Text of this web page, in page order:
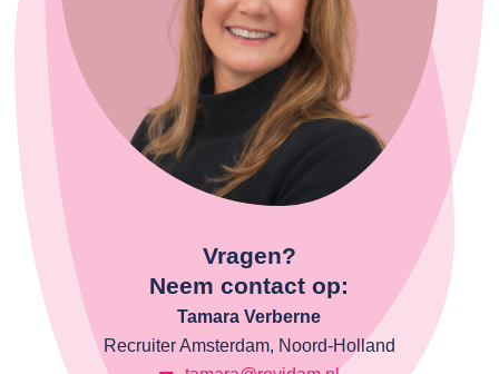
Vragen?
Neem contact op:
Tamara Verberne
Recruiter Amsterdam, Noord-Holland